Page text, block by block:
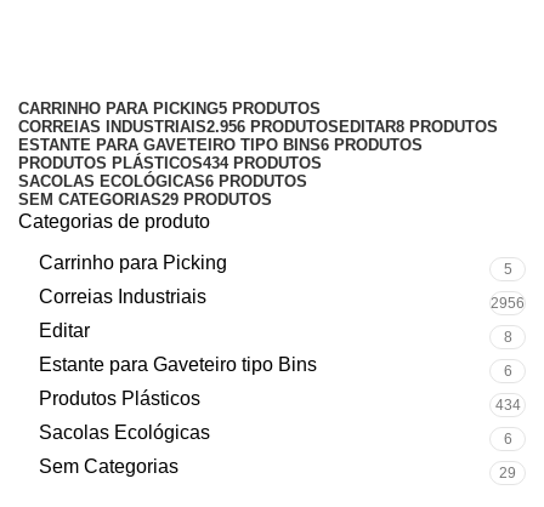
CARRINHO PARA PICKING5 PRODUTOS
CORREIAS INDUSTRIAIS2.956 PRODUTOS EDITAR8 PRODUTOS
ESTANTE PARA GAVETEIRO TIPO BINS6 PRODUTOS
PRODUTOS PLÁSTICOS434 PRODUTOS
SACOLAS ECOLÓGICAS6 PRODUTOS
SEM CATEGORIAS29 PRODUTOS
Categorias de produto
Carrinho para Picking
5
Correias Industriais 2956
Editar 8
Estante para Gaveteiro tipo Bins 6
Produtos Plásticos 434
Sacolas Ecológicas 6
Sem Categorias 29